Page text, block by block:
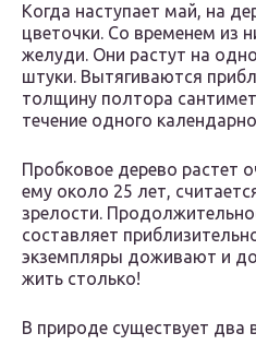
Когда наступает май, на
цветочки. Со временем из
желуди. Они растут на
штуки. Вытягиваются
толщину полтора
течение одного
Пробковое дерево растет
ему около 25 лет,
зрелости.
составляет
экземпляры доживают и
жить столько!
В природе существует два